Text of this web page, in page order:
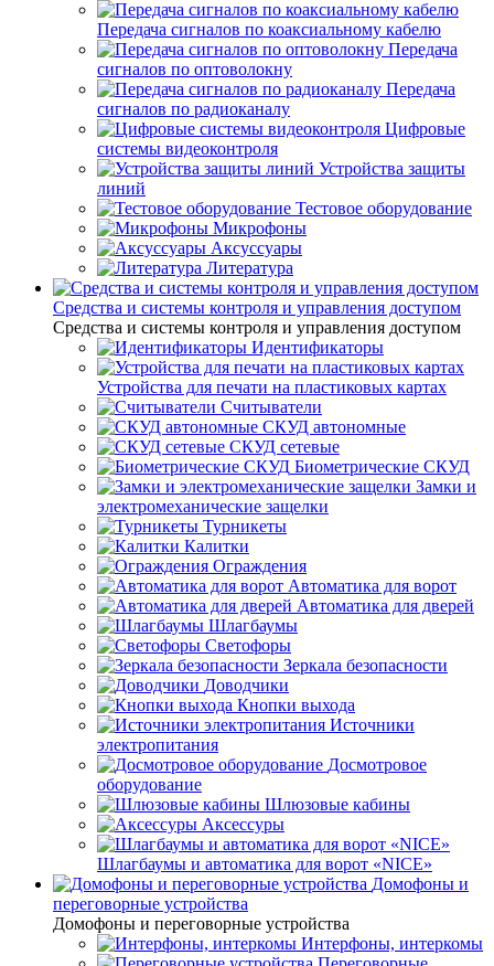
Передача сигналов по коаксиальному кабелю
Передача
сигналов по оптоволокну
Передача
сигналов по радиоканалу
Цифровые
системы видеоконтроля
Устройства защиты
линий
Тестовое оборудование
Микрофоны
Аксуссуары
Литература
Средства и системы контроля и управления доступом
Средства и системы контроля и управления доступом
Идентификаторы
Устройства для печати на пластиковых картах
Считыватели
СКУД автономные
СКУД сетевые
Биометрические СКУД
Замки и
электромеханические защелки
Турникеты
Калитки
Ограждения
Автоматика для ворот
Автоматика для дверей
Шлагбаумы
Светофоры
Зеркала безопасности
Доводчики
Кнопки выхода
Источники
электропитания
Досмотровое
оборудование
Шлюзовые кабины
Аксессуры
Шлагбаумы и автоматика для ворот «NICE»
Домофоны и
переговорные устройства
Домофоны и переговорные устройства
Интерфоны, интеркомы